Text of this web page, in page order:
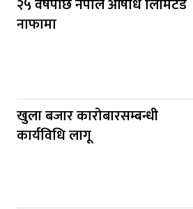
२५ वर्षपछि नेपाल औषधि लिमिटेड
नाफामा
खुला बजार कारोबारसम्बन्धी
कार्यविधि लागू